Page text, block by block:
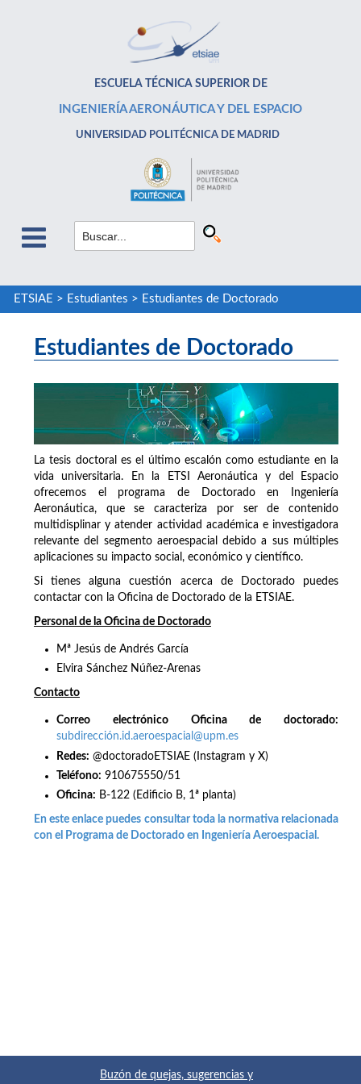
ESCUELA TÉCNICA SUPERIOR DE
INGENIERÍA AERONÁUTICA Y DEL ESPACIO
UNIVERSIDAD POLITÉCNICA DE MADRID
ETSIAE > Estudiantes > Estudiantes de Doctorado
Estudiantes de Doctorado
La tesis doctoral es el último escalón como estudiante en la
vida universitaria. En la ETSI Aeronáutica y del Espacio
ofrecemos el programa de Doctorado en Ingeniería
Aeronáutica, que se caracteriza por ser de contenido
multidisplinar y atender actividad académica e investigadora
relevante del segmento aeroespacial debido a sus múltiples
aplicaciones su impacto social, económico y científico.
Si tienes alguna cuestión acerca de Doctorado puedes
contactar con la Oficina de Doctorado de la ETSIAE.
Personal de la Oficina de Doctorado
Mª Jesús de Andrés García
Elvira Sánchez Núñez-Arenas
Contacto
Correo electrónico Oficina de doctorado:
subdirección.id.aeroespacial@upm.es
Redes: @doctoradoETSIAE (Instagram y X)
Teléfono: 910675550/51
Oficina: B-122 (Edificio B, 1ª planta)
En este enlace puedes consultar toda la normativa relacionada
con el Programa de Doctorado en Ingeniería Aeroespacial.
Buzón de quejas, sugerencias y